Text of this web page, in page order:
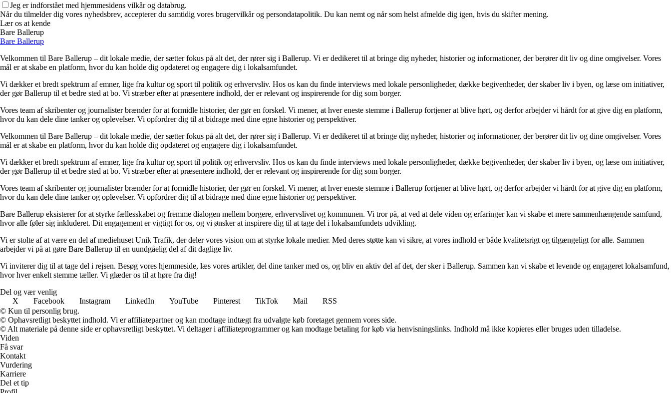
Jeg er indforstået med hjemmesidens vilkår og databrug.
Når du tilmelder dig vores nyhedsbrev, accepterer du samtidig vores brugervilkår og persondatapolitik. Du kan nemt og når som helst afmelde dig igen, hvis du skifter mening.
Lær os at kende
Bare Ballerup
Bare Ballerup
Velkommen til Bare Ballerup – dit lokale medie, der sætter fokus på alt det, der rører sig i Ballerup. Vi er dedikeret til at bringe dig nyheder, historier og informationer, der berører dit liv og dine omgivelser. Vores
mål er at skabe en platform, hvor du kan holde dig opdateret og engagere dig i lokalsamfundet.
Vi dækker et bredt spektrum af emner, lige fra kultur og sport til politik og erhvervsliv. Hos os kan du finde interviews med lokale personligheder, dække begivenheder, der skaber liv i byen, og læse om initiativer,
der gør Ballerup til et bedre sted at bo. Vi stræber efter at præsentere indhold, der er relevant og inspirerende for dig som borger.
Vores team af skribenter og journalister brænder for at formidle historier, der gør en forskel. Vi mener, at hver eneste stemme i Ballerup fortjener at blive hørt, og derfor arbejder vi hårdt for at give dig en platform,
hvor du kan dele dine tanker og oplevelser. Vi opfordrer dig til at bidrage med dine egne historier og perspektiver.
Velkommen til Bare Ballerup – dit lokale medie, der sætter fokus på alt det, der rører sig i Ballerup. Vi er dedikeret til at bringe dig nyheder, historier og informationer, der berører dit liv og dine omgivelser. Vores
mål er at skabe en platform, hvor du kan holde dig opdateret og engagere dig i lokalsamfundet.
Vi dækker et bredt spektrum af emner, lige fra kultur og sport til politik og erhvervsliv. Hos os kan du finde interviews med lokale personligheder, dække begivenheder, der skaber liv i byen, og læse om initiativer,
der gør Ballerup til et bedre sted at bo. Vi stræber efter at præsentere indhold, der er relevant og inspirerende for dig som borger.
Vores team af skribenter og journalister brænder for at formidle historier, der gør en forskel. Vi mener, at hver eneste stemme i Ballerup fortjener at blive hørt, og derfor arbejder vi hårdt for at give dig en platform,
hvor du kan dele dine tanker og oplevelser. Vi opfordrer dig til at bidrage med dine egne historier og perspektiver.
Bare Ballerup eksisterer for at styrke fællesskabet og fremme dialogen mellem borgere, erhvervslivet og kommunen. Vi tror på, at ved at dele viden og erfaringer kan vi skabe et mere sammenhængende samfund,
hvor alle føler sig inkluderet. Dit engagement er vigtigt for os, og vi ønsker at inspirere dig til at tage del i lokalsamfundets udvikling.
Vi er stolte af at være en del af mediehuset Unik Trafik, der deler vores vision om at styrke lokale medier. Med deres støtte kan vi sikre, at vores indhold er både kvalitetsrigt og tilgængeligt for alle. Sammen
arbejder vi på at gøre Bare Ballerup til en uundgåelig del af dit daglige liv.
Vi inviterer dig til at tage del i rejsen. Besøg vores hjemmeside, læs vores artikler, del dine tanker med os, og bliv en aktiv del af det, der sker i Ballerup. Sammen kan vi skabe et levende og engageret lokalsamfund,
hvor hver enkelt stemme tæller. Vi glæder os til at høre fra dig!
Del og vær venlig
X
Facebook Instagram LinkedIn YouTube Pinterest TikTok Mail
RSS
© Kun til personlig brug.
© Ophavsretligt beskyttet indhold. Vi er affiliatepartner og kan modtage indtægt fra udvalgte køb foretaget gennem vores side.
© Alt materiale på denne side er ophavsretligt beskyttet. Vi deltager i affiliateprogrammer og kan modtage betaling for køb via henvisningslinks. Indhold må ikke kopieres eller bruges uden tilladelse.
Viden
Få svar
Kontakt
Vurdering
Karriere
Del et tip